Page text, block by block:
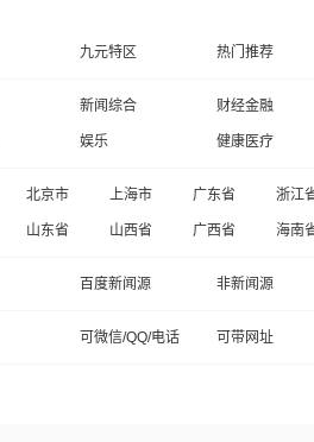
九元特区 热门推荐
新闻综合 财经金融
娱乐 健康医疗
北京市 上海市 广东省 浙江
山东省 山西省 广西省 海南
百度新闻源 非新闻源
可微信/QQ/电话 可带网址